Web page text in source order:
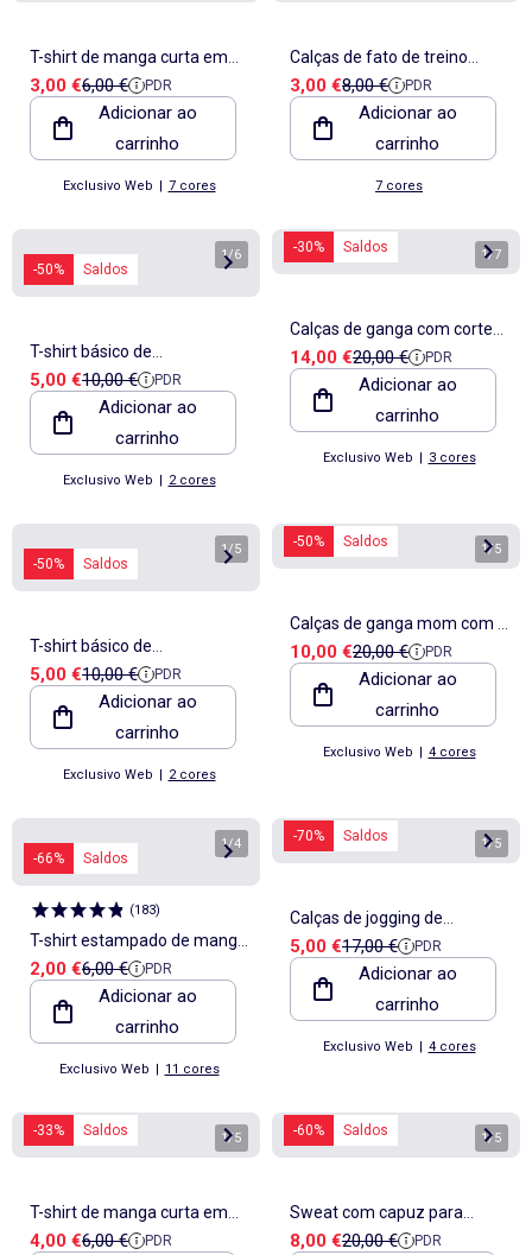
T-shirt de manga curta em
jersey
Preço de venda
3,00 €Preço de referência
6,00 € PDR
Adicionar ao
carrinho
Exclusivo Web | 7 cores
Calças de fato de treino
básicas
Preço de venda
3,00 €Preço de referência
8,00 € PDR
Adicionar ao
carrinho
7 cores
-50% Saldos
1/6
T-shirt básico de
amamentação de manga
curta
Preço de venda
5,00 €Preço de referência
10,00 € PDR
Adicionar ao
carrinho
Exclusivo Web | 2 cores
-30% Saldos 1/7
Calças de ganga com corte
mom - L32
Preço de venda
14,00 €Preço de referência
20,00 € PDR
Adicionar ao
carrinho
Exclusivo Web | 3 cores
-50% Saldos
1/5
T-shirt básico de
amamentação de manga
curta
Preço de venda
5,00 €Preço de referência
10,00 € PDR
Adicionar ao
carrinho
Exclusivo Web | 2 cores
-50% Saldos 1/5
Calças de ganga mom com 5
bolsos L34
Preço de venda
10,00 €Preço de referência
20,00 € PDR
Adicionar ao
carrinho
Exclusivo Web | 4 cores
-66% Saldos
1/4
(183)
T-shirt estampado de manga
curta com padrão
Preço de venda
2,00 €Preço de referência
6,00 € PDR
Adicionar ao
carrinho
Exclusivo Web | 11 cores
-70% Saldos 1/5
Calças de jogging de
maternidade
Preço de venda
5,00 €Preço de referência
17,00 € PDR
Adicionar ao
carrinho
Exclusivo Web | 4 cores
-33% Saldos 1/5
T-shirt de manga curta em
jersey
Preço de venda
4,00 €Preço de referência
6,00 € PDR
-60% Saldos 1/5
Sweat com capuz para
amamentação
Preço de venda
8,00 €Preço de referência
20,00 € PDR